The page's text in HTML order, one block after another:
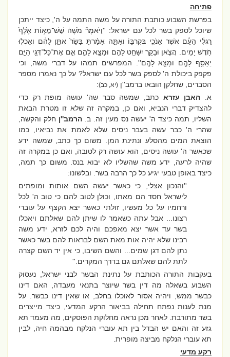
פתיחה
בפרשת השבוע כותבת התורה על משה התמה על ה', כיצד ייתכן
שיוכל לספק בשר לכל עם ישראל: ''וַיֹּאמֶר֘ מֹשֶׁה֒ שֵׁשׁ־מֵא֥וֹת אֶ֙לֶף֙
רַגְלִ֔י הָעָ֕ם אֲשֶׁ֥ר אָנֹכִ֖י בְּקִרְבּ֑וֹ וְאַתָּ֣ה אָמַ֗רְתָּ בָּשָׂר֙ אֶתֵּ֣ן לָהֶ֔ם וְאָכְל֖וּ
חֹ֥דֶשׁ יָמִֽים. הֲצֹ֧אן וּבָקָ֛ר יִשָּׁחֵ֥ט לָהֶ֖ם וּמָצָ֣א לָהֶ֑ם אִ֣ם אֶֽת־כָּל־דְּגֵ֥י הַיָּ֛ם
יֵאָסֵ֥ף לָהֶ֖ם וּמָצָ֥א לָהֶֽם''. המפרשים תמהו על דברי משה, וכי
פקפק ביכולת ה' לספק בשר לכל עם ישראל? על כך נאמרו מספר
הסברים, שחלקן הובאו ברמב''ן(יא, כב):
א.האבן עזראכתב, שמשה סבר שה' עושה מופת רק כדי
להצדיק דברי הנביא, ואם כן, במקרה זה שלא זו מטרת הבאת
השליו, תמה כיצד ה' יעשה נס מעין זה. ב.הרמב''ןחלק והקשה,
שהרי ה' כבר עשה בעבר ניסים שלא לאמת את נביאיו, כמו
הוצאת המים מהסלע ונתינת המן. משום כך כתב, שמשה ידע
שכאשר ה' עושה ניסים, הוא עושה רק לטובה, ואם כן במקרה זה
שהיה לרעה, ידע משה שהשליו לא יבוא בנס. משום כך תמה,
כיצד באופן טבעי יגיע כל כך הרבה בשר. ובלשונו:
''והנכון אצלי, כי כאשר יעשה השם אותות ומופתים
לישראל חסד הם מאתו, וכולן לטוב להם כי טוב ה' לכל
ורחמיו על כל מעשיו, זולתי כאשר יצא הקצף על עוברי
רצונו... אבל עתה כשאמר לו שיתן להם שאלתם ויאכלו
בשר עד אשר יצא מאפכם והיה לכם לזרא, ידע משה
רבינו שלא יהיה אות מאת השם לבראות להם בשר כאשר
נתן להם דגן שמים... והשם השיבו, כי אין יד השם קצרה
לתת להם שאלתם גם בדרך המקרים.''
בעקבות התורה הכותבת על נתינת הבשר לבני ישראל, נעסוק
השבוע בשאלה מה דין בשר שיוצר בתנאי מעבדה, האם דינו
כבשר ממש, ויהיה אסור לאוכלו בחלב, או שאין דינו כבשר. על
מנת לענות נפתח תחילה בביאור הרקע המדעי, כיצד מייצרים
בשר מתורבת. לאחר מכן נראה מחלוקת הפוסקים, מה מעמד תא
גזע זה והאם יש הבדל בין תא עוברי הנלקח מבהמה חיה, לבין
תא עוברי הנלקח מביצה מופרית.
רקע מדעי